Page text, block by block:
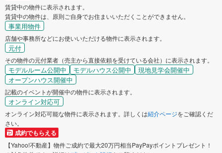
賃貸中の物件に表示されます。
賃貸中の物件は、原則ご自身でお住まいいただくことができません。
事業用物件
店舗や事務所などにお使いいただける物件に表示されます。
元付
その物件の元付業者（売主から直接依頼を受けている会社）に表示されます。
モデルルーム公開中 モデルハウス公開中
現地見学会開催中
オープンハウス開催中
記載のイベントが開催中の物件に表示されます。
オンライン対応可
オンライン対応可能な物件に表示されます。詳しくは紹介ページをご確認くだ
さい。
成約でもらえる
【Yahoo!不動産】物件ご成約で最大20万円相当PayPayポイントプレゼント！